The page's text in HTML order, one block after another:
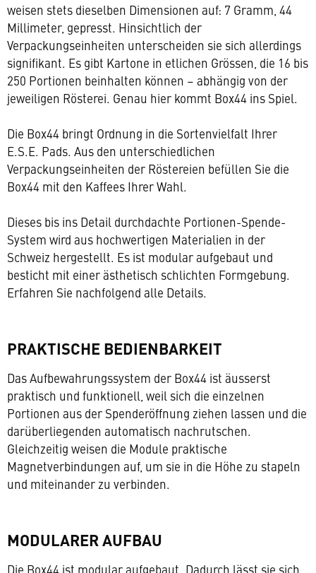
weisen stets dieselben Dimensionen auf: 7 Gramm, 44
Millimeter, gepresst. Hinsichtlich der
Verpackungseinheiten unterscheiden sie sich allerdings
signifikant. Es gibt Kartone in etlichen Grössen, die 16 bis
250 Portionen beinhalten können – abhängig von der
jeweiligen Rösterei. Genau hier kommt Box44 ins Spiel.
Die Box44 bringt Ordnung in die Sortenvielfalt Ihrer
E.S.E. Pads. Aus den unterschiedlichen
Verpackungseinheiten der Röstereien befüllen Sie die
Box44 mit den Kaffees Ihrer Wahl.
Dieses bis ins Detail durchdachte Portionen-Spende-
System wird aus hochwertigen Materialien in der
Schweiz hergestellt. Es ist modular aufgebaut und
besticht mit einer ästhetisch schlichten Formgebung.
Erfahren Sie nachfolgend alle Details.
PRAKTISCHE BEDIENBARKEIT
Das Aufbewahrungssystem der Box44 ist äusserst
praktisch und funktionell, weil sich die einzelnen
Portionen aus der Spenderöffnung ziehen lassen und die
darüberliegenden automatisch nachrutschen.
Gleichzeitig weisen die Module praktische
Magnetverbindungen auf, um sie in die Höhe zu stapeln
und miteinander zu verbinden.
MODULARER AUFBAU
Die Box44 ist modular aufgebaut. Dadurch lässt sie sich